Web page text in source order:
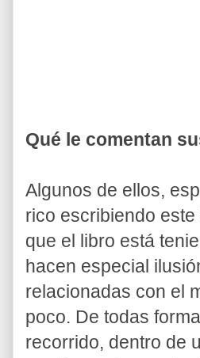
Qué le comentan
Algunos de ellos,
rico escribiendo
que el libro está
hacen especial
relacionadas con el
poco. De todas
recorrido, dentro de